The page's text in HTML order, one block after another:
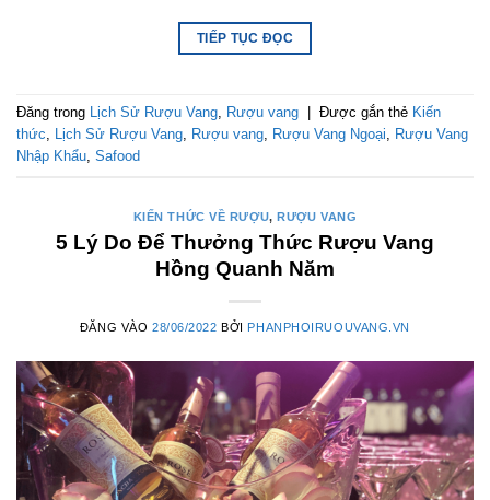
TIẾP TỤC ĐỌC
Đăng trong Lịch Sử Rượu Vang, Rượu vang Được gắn thẻ Kiến
thức, Lịch Sử Rượu Vang, Rượu vang, Rượu Vang Ngoại, Rượu Vang
Nhập Khẩu, Safood
KIẾN THỨC VỀ RƯỢU,RƯỢU VANG
5 Lý Do Để Thưởng Thức Rượu Vang
Hồng Quanh Năm
ĐĂNG VÀO 28/06/2022 BỞI PHANPHOIRUOUVANG.VN